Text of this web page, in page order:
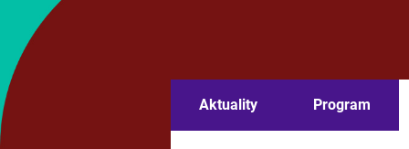
Aktuality Program